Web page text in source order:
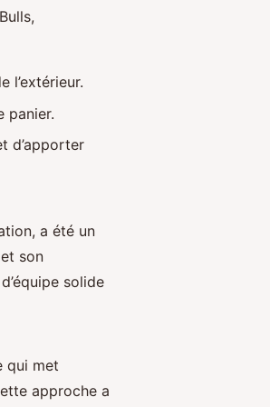
l’extérieur.
panier.
d’apporter
a été un
son
solide
qui met
approche a